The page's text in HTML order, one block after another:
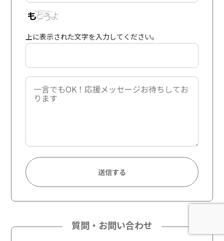
上に表示された文字を入力してください。
質問・お問い合わせ